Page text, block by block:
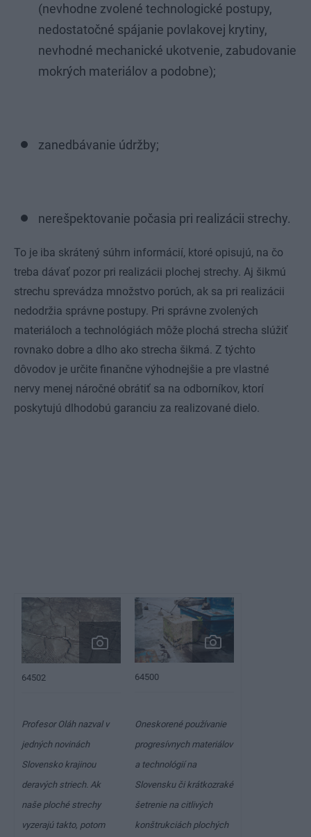
(nevhodne zvolené technologické postupy,
nedostatočné spájanie povlakovej krytiny,
nevhodné mechanické ukotvenie, zabudovanie
mokrých materiálov a podobne);
zanedbávanie údržby;
nerešpektovanie počasia pri realizácii strechy.
To je iba skrátený súhrn informácií, ktoré opisujú, na čo
treba dávať pozor pri realizácii plochej strechy. Aj šikmú
strechu sprevádza množstvo porúch, ak sa pri realizácii
nedodržia správne postupy. Pri správne zvolených
materiáloch a technológiách môže plochá strecha slúžiť
rovnako dobre a dlho ako strecha šikmá. Z týchto
dôvodov je určite finančne výhodnejšie a pre vlastné
nervy menej náročné obrátiť sa na odborníkov, ktorí
poskytujú dlhodobú garanciu za realizované dielo.
64502 64500
Profesor Oláh nazval v
jedných novinách
Slovensko krajinou
deravých striech. Ak
naše ploché strechy
vyzerajú takto, potom
Oneskorené používanie
progresívnych materiálov
a technológií na
Slovensku či krátkozraké
šetrenie na citlivých
konštrukciách plochých